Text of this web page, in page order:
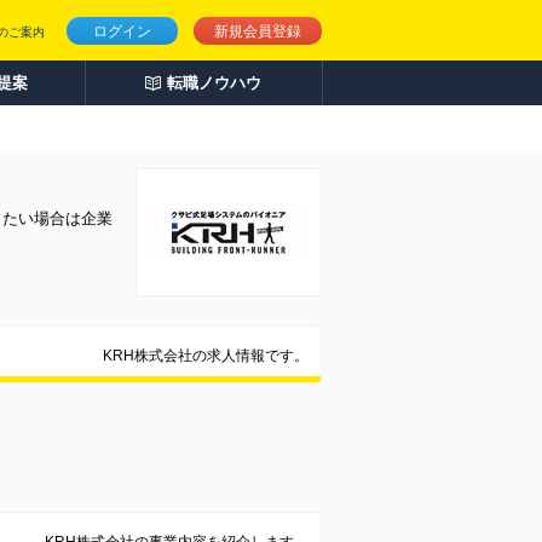
ログイン 新規会員登録
ご案内
案 転職ノウハウ
い場合は企業
KRH株式会社の求人情報です。